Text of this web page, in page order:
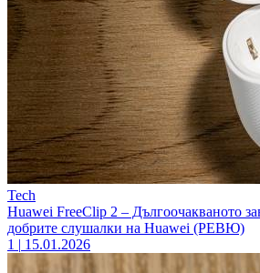
Tech
Huawei FreeClip 2 – Дългоочакваното
добрите слушалки на Huawei (РЕВЮ)
1 | 15.01.2026